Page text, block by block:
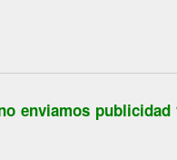
enviamos